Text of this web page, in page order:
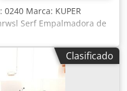
0240 Marca: KUPER
Serf Empalmadora de
de garganta:
m/min Espesor de la
0,18 kW
1600 mm (alto) Peso: 300
Clasificado